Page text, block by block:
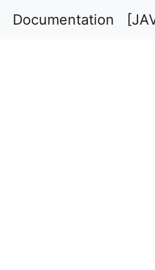
Documentation